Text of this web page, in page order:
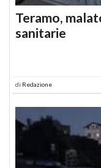
Teramo,
sanitarie
di Redazione